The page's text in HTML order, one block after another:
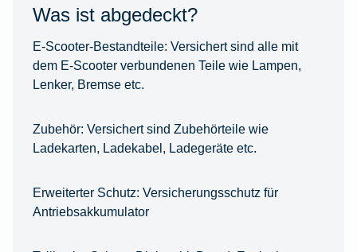
Was ist abgedeckt?
E-Scooter-Bestandteile: Versichert sind alle mit
dem E-Scooter verbundenen Teile wie Lampen,
Lenker, Bremse etc.
Zubehör: Versichert sind Zubehörteile wie
Ladekarten, Ladekabel, Ladegeräte etc.
Erweiterter Schutz: Versicherungsschutz für
Antriebsakkumulator